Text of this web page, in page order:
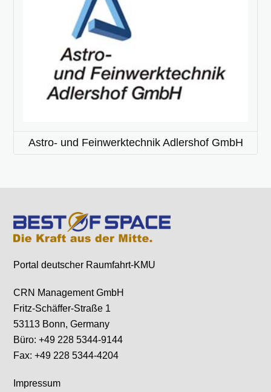
Astro- und Feinwerktechnik Adlershof GmbH
Portal deutscher Raumfahrt-KMU
CRN Management GmbH
Fritz-Schäffer-Straße 1
53113 Bonn, Germany
Büro: +49 228 5344-9144
Fax: +49 228 5344-4204
Impressum